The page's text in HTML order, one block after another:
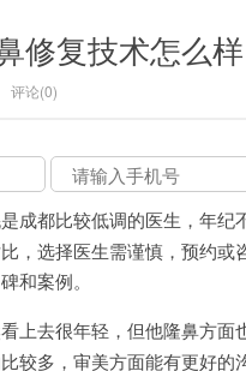
修复技术怎么样
评论(0)
成都比较低调的医生，年
，选择医生需谨慎，预约或
和案例。
上去很年轻，但他隆鼻方
较多，审美方面能有更好